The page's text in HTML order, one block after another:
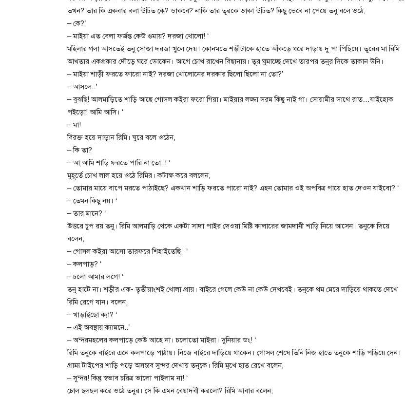
তখন? তার কি একবার বলা উচিত কে? ডাকবে? নাকি তার তূরকে ডাকা উচিত? কিছু ভেবে না পেয়ে তনু বলে ওঠে,
– কে?’
– মাইয়া এত বেলা ফর্জন্ত কেউ গুমায়? দরজা খোলো! ‘
মহিলার গলা আসতেই তনু সোজা দরজা খুলে দেয়। কোনমতে শড়ীটাকে হাতে আঁকড়ে ধরে দাড়ায় দু পা পিছিয়ে। তূরের মা রিমি
আখতার একপ্রকার দৌড়ে ঘরে ডোকেন। আগে চোখ রাখেন বিছানায়। তূর ঘুমাচ্ছে দেখে তারপর তনুর দিকে তাকান উনি।
– মাইয়া শাড়ী ফরতে ফারো নাই? দরজা খোলোনের দরকার ছিলো ছিলো না তো?’
– আসলে..’
– বুঝছি! আলমাড়িতে শাড়ি আছে গোসল কইরা ফরো গিয়া। মাইয়ার লজ্জা সরম কিছু নাই গা। সোয়ামীর সাথে রাত…যাইহোক
পইড়ো! আমি আসি। ‘
– মা!
বিরক্ত হয়ে দাড়ান রিমি। ঘুরে বলে ওঠেন,
– কি তা?
– আ্ আমি শাড়ি ফরতে পারি না তো..! ‘
মুহূর্তে চোখ লাল হয়ে ওঠে রিমির। কটাক্ষ করে বললেন,
– তোমার মায়ে বাপে মরতে পাঠাইছে? একখান শাড়ি ফরতে পারো নাই? এহন তোমার ওই অপবিত্র গায়ে হাত দেওন যাইবো? ‘
– তেমন কিছু নয়। ‘
– তার মানে? ‘
উত্তরে চুপ রয় তনু। রিমি আলমাড়ি থেকে একটা সাদা পাইর দেওয়া মিষ্টি কালারের জামদানী শাড়ি নিয়ে আসেন। তনুকে দিয়ে
বলেন,
– গোসল কইরা আসো তারফরে শিহাইতেছি। ‘
– কলপাড়? ‘
– চলো আমার লগে! ‘
তনু হাটে না। শড়ীর এক- তৃতীয়াংশই খোলা প্রায়। বাইরে গেলে কেউ না কেউ দেখবেই। তনুকে থম মেরে দাড়িয়ে থাকতে দেখে
রিমি রেগে যান। বলেন,
– খাড়াইছো ক্যা? ‘
– এই অবস্থায় ক্যামনে..’
– অন্দরমহলের কলপাড়ে কেউ আহে না। চলোতো মাইরা। দুনিয়ার ডং! ‘
রিমি তনুকে বাইরে এনে কলপাড়ে পাঠায়। নিজে বাইরে দাড়িয়ে থাকেন। গোসল শেষে তিনি নিজ হাতে তনুকে শাড়ি পড়িয়ে দেন।
গ্রাম্য টাইপের শাড়ি পড়ে অসম্ভব সুন্দর দেখায় তনুকে। রিমি মুখে হাত রেখে বলেন,
– সুন্দর! কিন্তু স্বভাব চরিত্র ভালো পাইলাম না! ‘
চোল ছলছল করে ওঠে তনুর। সে কি এমন বেয়াদবী করলো? রিমি আবার বলেন,